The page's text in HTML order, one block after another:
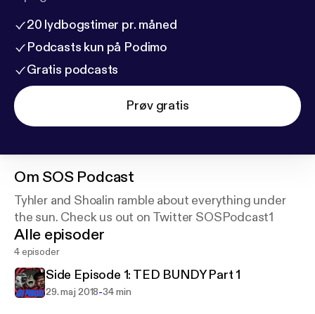
20 lydbogstimer pr. måned
Podcasts kun på Podimo
Gratis podcasts
Prøv gratis
Om SOS Podcast
Tyhler and Shoalin ramble about everything under
the sun. Check us out on Twitter SOSPodcast1
Alle episoder
4 episoder
Side Episode 1: TED BUNDY Part 1
29. maj 2018-34 min